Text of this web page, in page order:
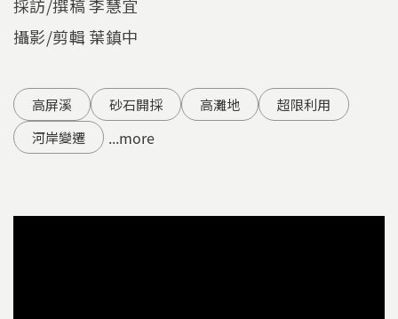
採訪/撰稿 李慧宜
攝影/剪輯 葉鎮中
高屏溪 砂石開採 高灘地
超限利用
河岸變遷
...more